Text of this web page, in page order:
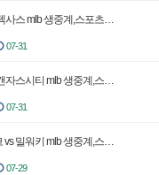
사스 mlb 생중계,스포츠…
07-31
자스시티 mlb 생중계,스…
07-31
vs 밀워키 mlb 생중계,스…
07-29